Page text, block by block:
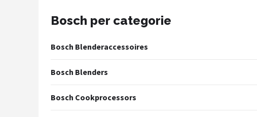
Staafmixers
Kenwood
Bosch per categorie
Bosch Blenderaccessoires
Bosch Blenders
Bosch Cookprocessors